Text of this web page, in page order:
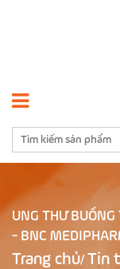
UNG THƯ BUỒNG
- BNC
Trang chủ/ Tin